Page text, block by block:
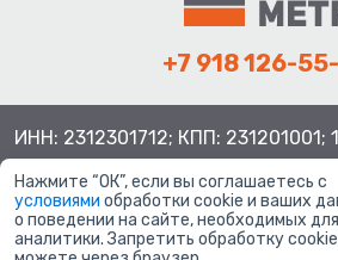
+7 918 126-
ИНН: 2312301712; КПП: 231201001;
Нажмите “ОК”, если вы соглашаетесь с
условиями обработки cookie и ваших
о поведении на сайте, необходимых для
аналитики. Запретить обработку cookie